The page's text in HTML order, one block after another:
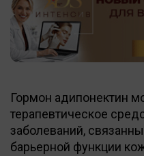
Гормон адипонектин
терапевтическое
заболеваний,
барьерной функции